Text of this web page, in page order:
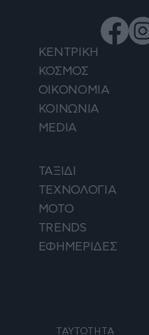
ΚΕΝΤΡΙΚΗ
ΚΟΣΜΟΣ
ΟΙΚΟΝΟΜΙΑ
ΚΟΙΝΩΝΙΑ
MEDIA
ΤΑΞΙΔΙ
ΤΕΧΝΟΛΟΓΙΑ
ΜΟΤΟ
TRENDS
ΕΦΗΜΕΡΙΔΕΣ
ΤΑΥΤΟΤΗΤΑ